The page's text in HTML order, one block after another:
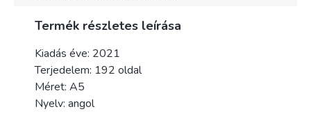
Termék részletes leírása
Kiadás éve: 2021
Terjedelem: 192 oldal
Méret: A5
Nyelv: angol